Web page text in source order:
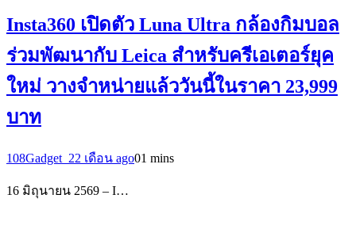
Insta360 เปิดตัว Luna Ultra กล้องกิมบอล
ร่วมพัฒนากับ Leica สำหรับครีเอเตอร์ยุค
ใหม่ วางจำหน่ายแล้ววันนี้ในราคา 23,999
บาท
108Gadget_22 เดือน ago01 mins
16 มิถุนายน 2569 – I…